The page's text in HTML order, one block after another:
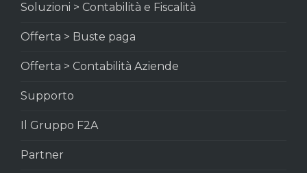
Soluzioni > Contabilità e Fiscalità
Offerta > Buste paga
Offerta > Contabilità Aziende
Supporto
Il Gruppo F2A
Partner